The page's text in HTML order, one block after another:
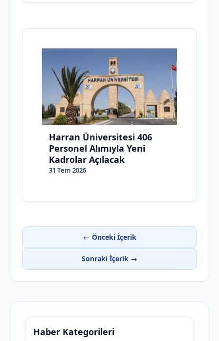
Harran Üniversitesi 406
Personel Alımıyla Yeni
Kadrolar Açılacak
31 Tem 2026
← Önceki İçerik
Sonraki İçerik →
Haber Kategorileri